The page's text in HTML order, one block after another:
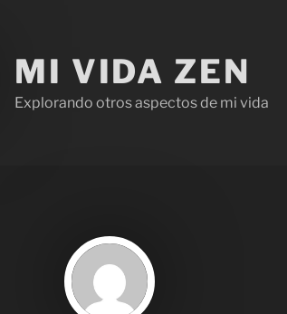
MI VIDA ZEN
Explorando otros aspectos de mi vida